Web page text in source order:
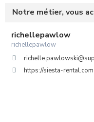
Notre métier, vous
richellepawlow
richellepawlow
https://siesta-rental.com